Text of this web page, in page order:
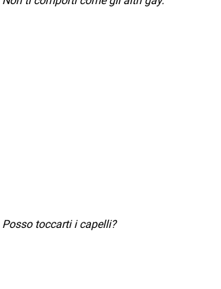
Posso toccarti i capelli?